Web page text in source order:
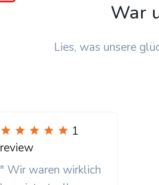
War
Lies, was unsere
1
review
" Wir waren wirklich